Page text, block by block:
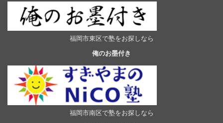
福岡市東区で塾をお探しなら
俺のお墨付き
福岡市南区で塾をお探しなら